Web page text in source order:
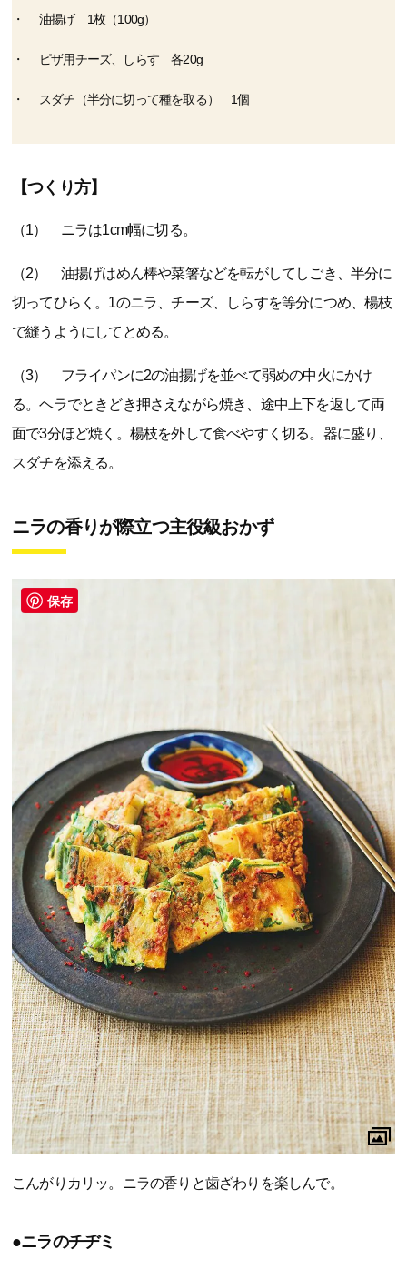
油揚げ 1枚（100g）
ピザ用チーズ、しらす 各20g
スダチ（半分に切って種を取る） 1個
【つくり方】
（1） ニラは1cm幅に切る。
（2） 油揚げはめん棒や菜箸などを転がしてしごき、半分に
切ってひらく。1のニラ、チーズ、しらすを等分につめ、楊枝
で縫うようにしてとめる。
（3） フライパンに2の油揚げを並べて弱めの中火にかけ
る。ヘラでときどき押さえながら焼き、途中上下を返して両
面で3分ほど焼く。楊枝を外して食べやすく切る。器に盛り、
スダチを添える。
ニラの香りが際立つ主役級おかず
こんがりカリッ。ニラの香りと歯ざわりを楽しんで。
●ニラのチヂミ
保存